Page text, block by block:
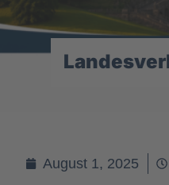
August 1, 2025